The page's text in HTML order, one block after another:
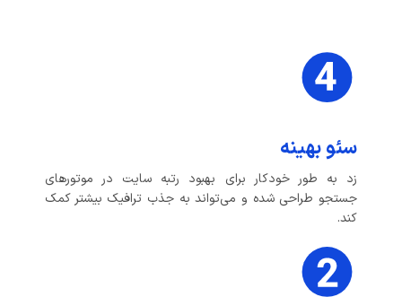
سئو بهینه
زد به طور خودکار برای بهبود رتبه سایت در موتورهای
جستجو طراحی شده و می‌تواند به جذب ترافیک بیشتر کمک
کند.